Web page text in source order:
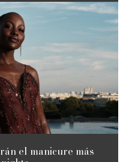
el manicure más